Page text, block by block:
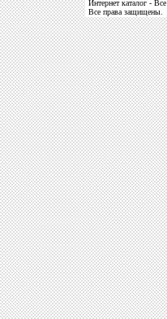
Интернет каталог -
Все права защищены.